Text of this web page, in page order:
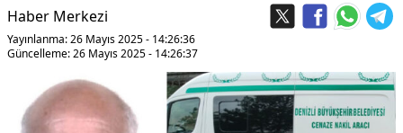
Haber Merkezi
Yayınlanma: 26 Mayıs 2025 - 14:26:36
Güncelleme: 26 Mayıs 2025 - 14:26:37